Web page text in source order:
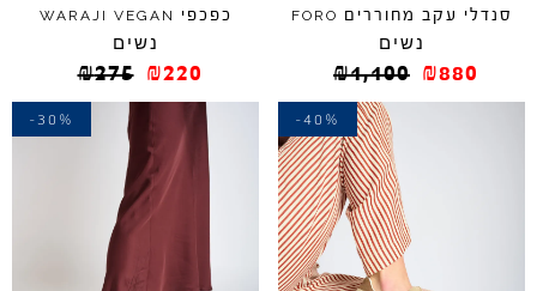
סנדלי עקב מחוררים FORO
נשים
₪1,100 ₪880
כפכפי WARAJI VEGAN
נשים
₪275 ₪220
-40%
-30%